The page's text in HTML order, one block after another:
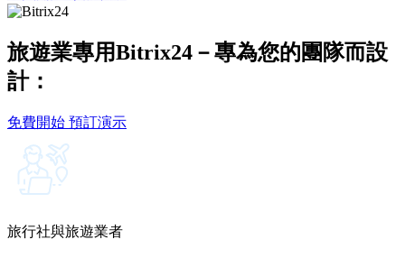
旅遊業專用Bitrix24－專為您的團隊而設
計：
免費開始 預訂演示
旅行社與旅遊業者